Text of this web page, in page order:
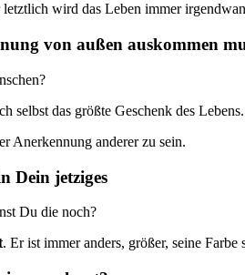
wird das Leben immer
von außen auskommen
selbst das größte Geschenk des Lebens.
Anerkennung anderer zu sein.
Dein jetziges
Du die noch?
. Er ist immer anders, größer, seine